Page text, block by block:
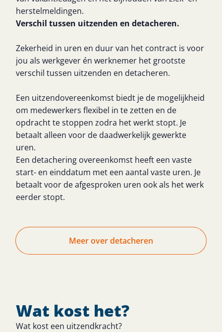
herstelmeldingen.
Verschil tussen uitzenden en detacheren.
Zekerheid in uren en duur van het contract is voor
jou als werkgever én werknemer het grootste
verschil tussen uitzenden en detacheren.
Een uitzendovereenkomst biedt je de mogelijkheid
om medewerkers flexibel in te zetten en de
opdracht te stoppen zodra het werkt stopt. Je
betaalt alleen voor de daadwerkelijk gewerkte
uren.
Een detachering overeenkomst heeft een vaste
start- en einddatum met een aantal vaste uren. Je
betaalt voor de afgesproken uren ook als het werk
eerder stopt.
Meer over detacheren
Wat kost het?
Wat kost een uitzendkracht?